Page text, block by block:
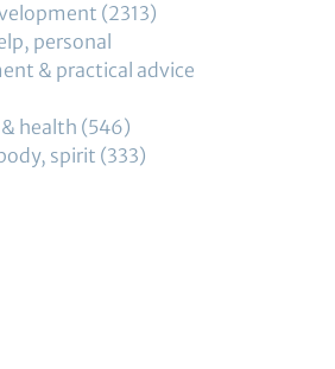
2313
personal
& practical advice
health 546
spirit 333